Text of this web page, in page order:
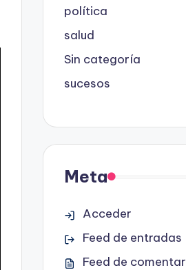
política
salud
Sin categoría
sucesos
Meta
Acceder
Feed de entradas
Feed de